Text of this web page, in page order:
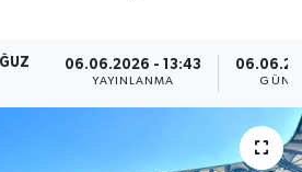
06.06.2026 - 13:43
YAYINLANMA